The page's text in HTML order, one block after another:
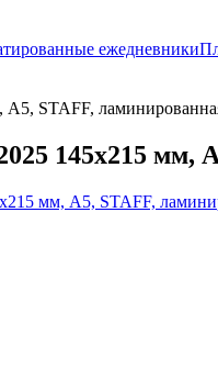
ежедневники
STAFF,
145х215 мм,